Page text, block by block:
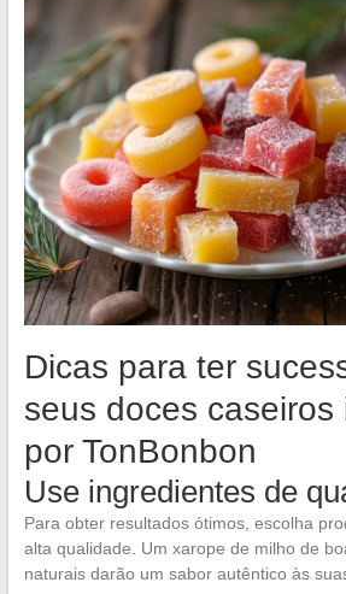
Dicas para ter
seus doces caseiros
por TonBonbon
Use ingredientes de
Para obter resultados ótimos, escolha
alta qualidade. Um xarope de milho de
naturais darão um sabor autêntico às